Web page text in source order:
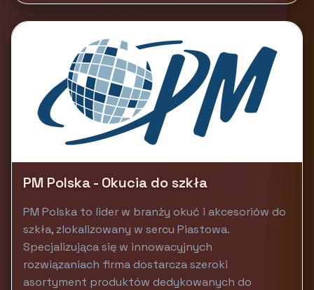
PM Polska - Okucia do szkła
PM Polska to lider w branży okuć i akcesoriów do
szkła, zlokalizowany w sercu Piastowa.
Specjalizująca się w innowacyjnych
rozwiązaniach firma dostarcza szeroki
asortyment produktów dedykowanych do